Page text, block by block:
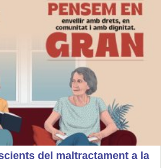
del maltractament a la